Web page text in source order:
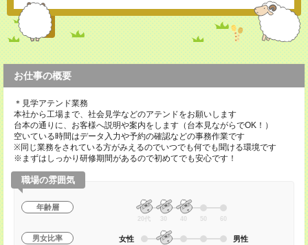
お仕事の概要
＊見学アテンド業務
本社から工場まで、社会見学などのアテンドをお願いします
台本の通りに、お客様へ説明や案内をします（台本見ながらでOK！）
空いている時間はデータ入力や予約の確認などの事務作業です
※同じ業務をされている方がみえるのでいつでも何でも聞ける環境です
※まずはしっかり研修期間があるので初めてでも安心です！
職場の雰囲気
年齢層
20代 30 40 50 60
男女比率 女性 男性